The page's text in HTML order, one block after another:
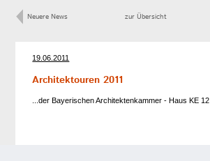
Neuere News zur Übersicht
19.06.2011
Architektouren 2011
...der Bayerischen Architektenkammer - Haus KE 12